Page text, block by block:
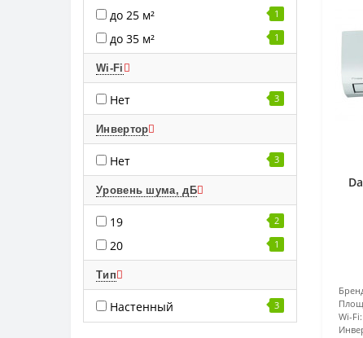
до 25 м² 1
до 35 м² 1
Wi-Fi
Нет 3
Инвертор
Нет 3
Уровень шума, дБ
19 2
20 1
Тип
Настенный 3
Wi-Fi: